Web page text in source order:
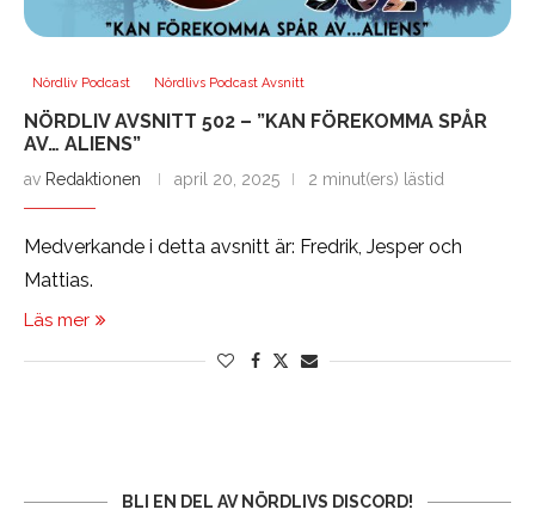
Nördliv Podcast Nördlivs Podcast Avsnitt
NÖRDLIV AVSNITT 502 – ”KAN FÖREKOMMA SPÅR
AV… ALIENS”
av Redaktionen april 20, 2025 2 minut(ers) lästid
Medverkande i detta avsnitt är: Fredrik, Jesper och
Mattias.
Läs mer
BLI EN DEL AV NÖRDLIVS DISCORD!